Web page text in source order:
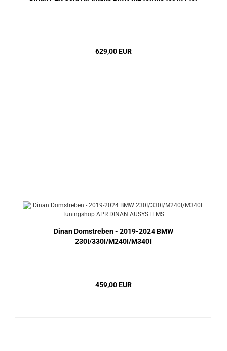
629,00 EUR
Dinan Domstreben - 2019-2024 BMW
230I/330I/M240I/M340I
459,00 EUR